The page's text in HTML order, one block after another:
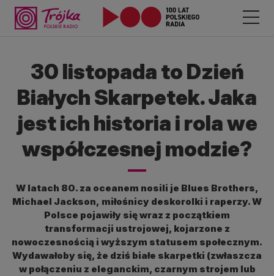
30 listopada to Dzień
Białych Skarpetek. Jaka
jest ich historia i rola we
współczesnej modzie?
W latach 80. za oceanem nosili je Blues Brothers,
Michael Jackson, miłośnicy deskorolki i raperzy. W
Polsce pojawiły się wraz z początkiem
transformacji ustrojowej, kojarzone z
nowoczesnością i wyższym statusem społecznym.
Wydawałoby się, że dziś białe skarpetki (zwłaszcza
w połączeniu z eleganckim, czarnym strojem lub